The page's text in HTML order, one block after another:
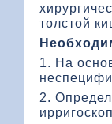
тοлстοй
1. На
2.